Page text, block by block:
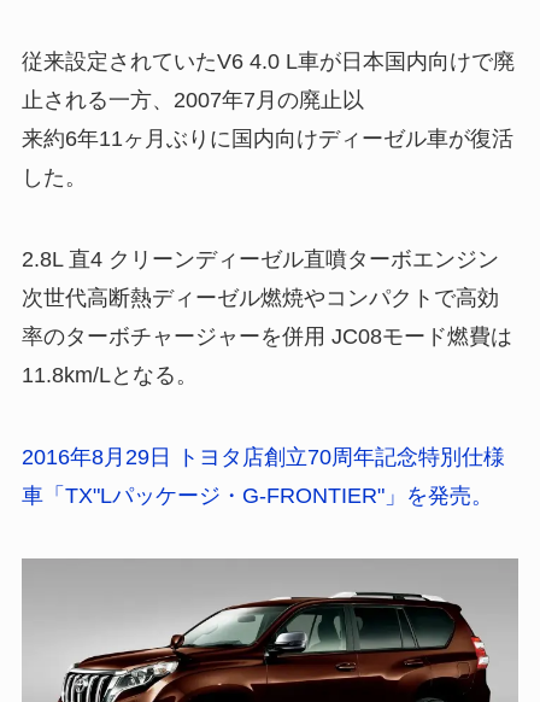
従来設定されていたV6 4.0 L車が日本国内向けで廃
止される一方、2007年7月の廃止以
来約6年11ヶ月ぶりに国内向けディーゼル車が復活
した。
2.8L 直4 クリーンディーゼル直噴ターボエンジン
次世代高断熱ディーゼル燃焼やコンパクトで高効
率のターボチャージャーを併用 JC08モード燃費は
11.8km/Lとなる。
2016年8月29日 トヨタ店創立70周年記念特別仕様
車「TX"Lパッケージ・G-FRONTIER"」を発売。